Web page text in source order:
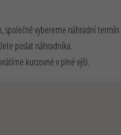
společně vybereme náhradní termín.
poslat náhradníka.
kurzovné v plné výši.